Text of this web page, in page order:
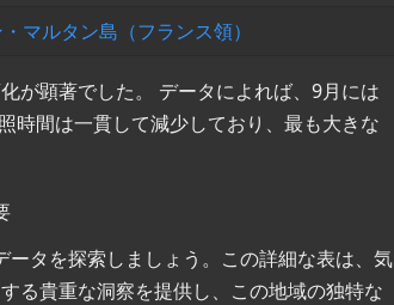
マルタン島（フランス領）
が顕著でした。 データによれば、9月には
時間は一貫して減少しており、最も大きな
タを探索しましょう。この詳細な表は、気
る貴重な洞察を提供し、この地域の独特な